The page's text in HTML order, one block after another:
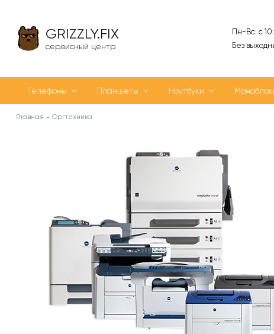
GRIZZLY.FIX
сервисный центр
Пн-Вс: с
Без
Телефоны Планшеты Ноутбуки
Главная Оргтехника